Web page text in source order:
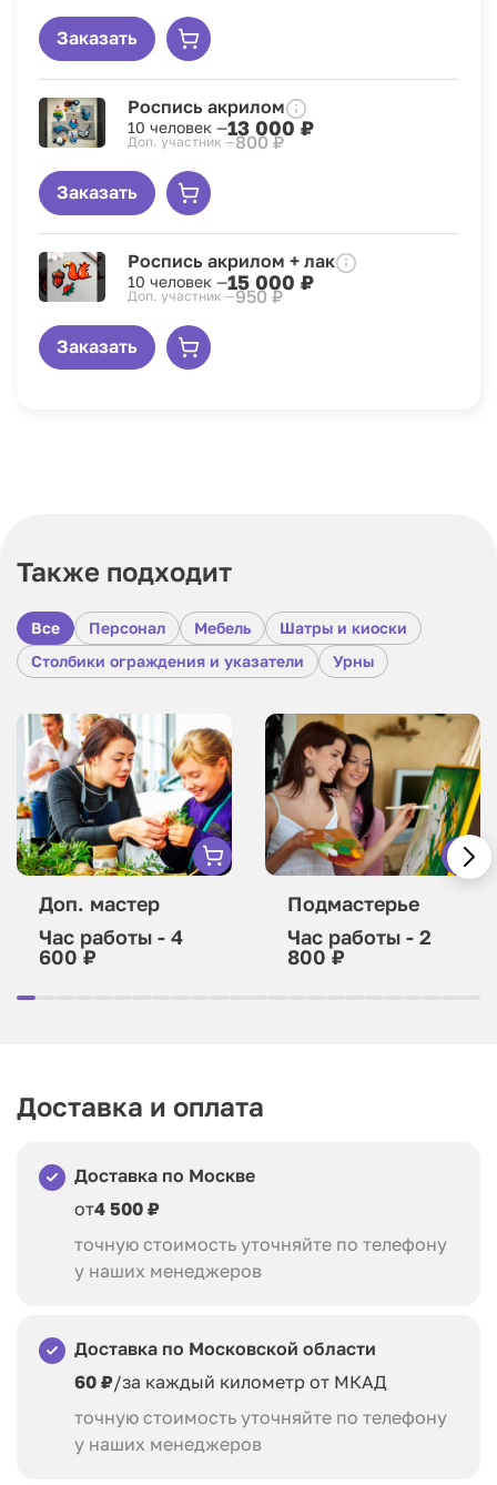
Заказать
Роспись акрилом
10 человек —13 000 ₽
Доп. участник —800 ₽
Заказать
Роспись акрилом + лак
10 человек —15 000 ₽
Доп. участник —950 ₽
Заказать
Также подходит
Все Персонал Мебель
Шатры и киоски
Столбики ограждения и указатели
Урны
Доп. мастер
Час работы - 4
600 ₽
Подмастерье
Час работы - 2
800 ₽
Доставка и оплата
Доставка по Москве
от4 500 ₽
точную стоимость уточняйте по телефону
у наших менеджеров
Доставка по Московской области
60 ₽/за каждый километр от МКАД
точную стоимость уточняйте по телефону
у наших менеджеров